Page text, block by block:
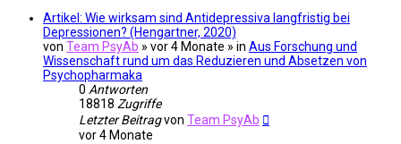
Artikel: Wie wirksam sind Antidepressiva langfristig bei
Depressionen? (Hengartner, 2020)
von Team PsyAb » vor 4 Monate » in Aus Forschung und
Wissenschaft rund um das Reduzieren und Absetzen von
Psychopharmaka
0 Antworten
18818 Zugriffe
Letzter Beitragvon Team PsyAb
vor 4 Monate